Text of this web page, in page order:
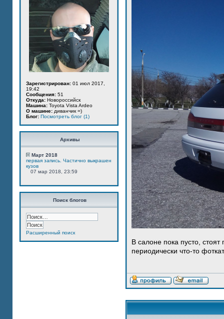
Зарегистрирован: 01 июл 2017,
19:42
Сообщения: 51
Откуда: Новороссийск
Машина: Toyota Vista Ardeo
О машине: диванчик =)
Блог: Посмотреть блог (1)
Архивы
Март 2018
первая запись. Частично выкрашен
кузов
07 мар 2018, 23:59
Поиск блогов
Расширенный поиск
В салоне пока пусто,
периодически что-то